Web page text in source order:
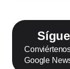
Google